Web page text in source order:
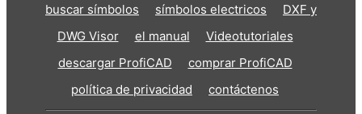
buscar símbolos símbolos electricos
DXF y
DWG Visor
el manual
Videotutoriales
descargar ProfiCAD
comprar ProfiCAD
política de privacidad
contáctenos